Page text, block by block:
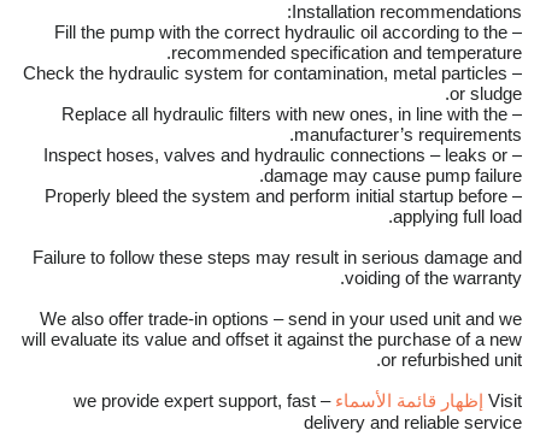
Installation recommendations:
– Fill the pump with the correct hydraulic oil according to the
recommended specification and temperature.
– Check the hydraulic system for contamination, metal particles
or sludge.
– Replace all hydraulic filters with new ones, in line with the
manufacturer’s requirements.
– Inspect hoses, valves and hydraulic connections – leaks or
damage may cause pump failure.
– Properly bleed the system and perform initial startup before
applying full load.
Failure to follow these steps may result in serious damage and
voiding of the warranty.
We also offer trade-in options – send in your used unit and we
will evaluate its value and offset it against the purchase of a new
or refurbished unit.
Visit إظهار قائمة الأسماء
– we provide expert support, fast
delivery and reliable service